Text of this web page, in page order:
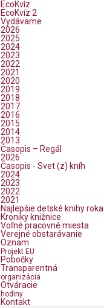
EcoKvíz
EcoKvíz 2
Vydávame
2026
2025
2024
2023
2022
2021
2020
2019
2018
2017
2016
2015
2014
2013
Časopis – Regál
2026
Časopis - Svet (z) kníh
2024
2023
2022
2021
Najlepšie detské knihy roka
Kroniky knižnice
Voľné pracovné miesta
Verejné obstarávanie
Oznam
Projekt EU
Pobočky
Transparentná
organizácia
Otváracie
hodiny
Kontakt